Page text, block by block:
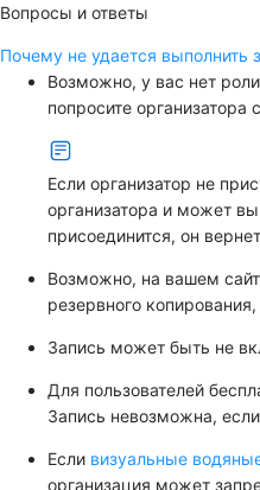
Вопросы и ответы
Почему не удается выполнить
Возможно, у вас нет
попросите организатора
Если организатор не
организатора и может
присоединится, он
Возможно, на вашем
резервного копирования,
Запись может быть не
Для пользователей
Запись невозможна,
Если визуальные
организация может